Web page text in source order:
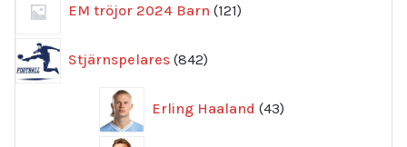
EM tröjor 2024 Barn 121
produkter
Stjärnspelares 842
produkter
Erling Haaland 43
produkter